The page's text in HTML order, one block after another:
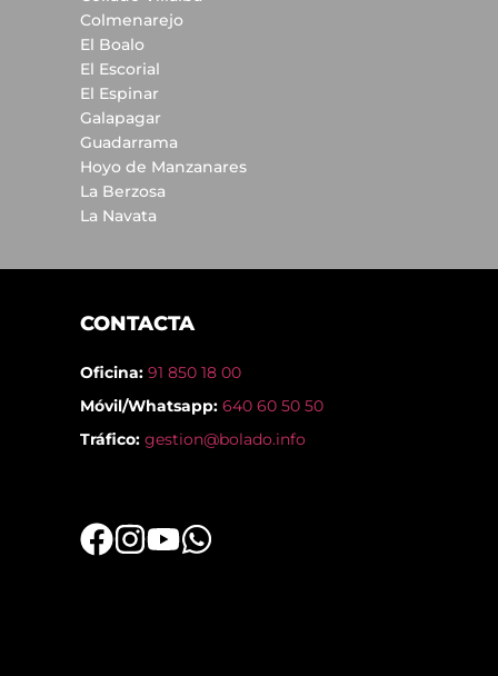
Colmenarejo
El Boalo
El Escorial
El Espinar
Galapagar
Guadarrama
Hoyo de Manzanares
La Berzosa
La Navata
CONTACTA
Oficina: 91 850 18 00
Móvil/Whatsapp: 640 60 50 50
Tráfico: gestion@bolado.info